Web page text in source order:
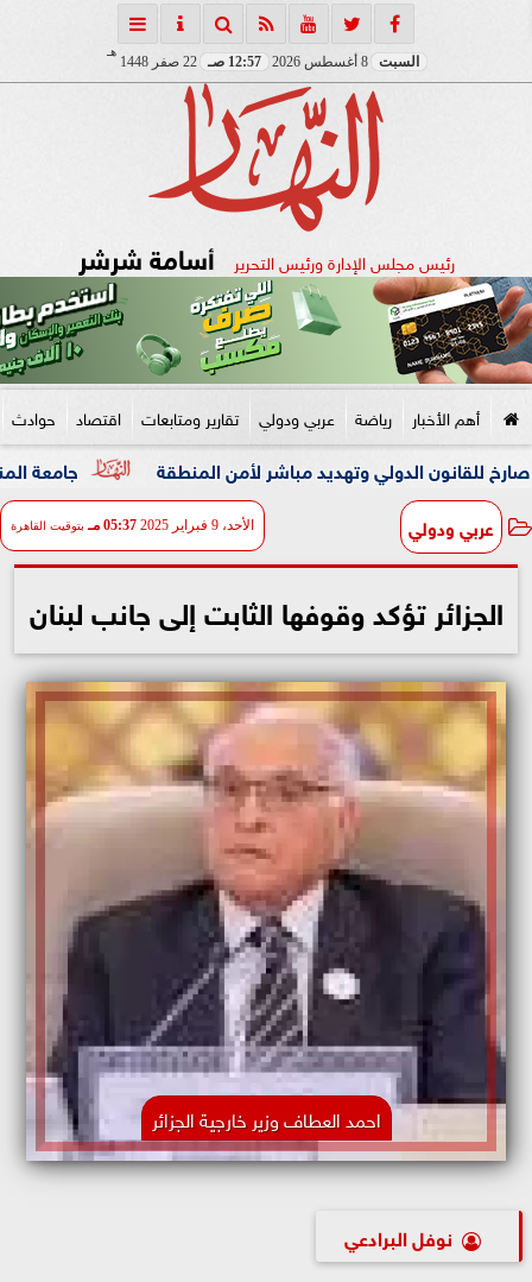
السبت 8 أغسطس 2026 12:57 صـ 22 صفر 1448
هـ
رئيس مجلس الإدارة ورئيس التحرير أسامة شرشر
أهم الأخبار رياضة عربي ودولي تقارير ومتابعات اقتصاد حوادث
جامعة المنصورة تنفي وتهديد مباشر لأمن المنطقة
عربي ودولي الأحد، 9 فبراير 2025 05:37 مـ بتوقيت القاهرة
الجزائر تؤكد وقوفها الثابت إلى جانب لبنان
احمد العطاف وزير خارجية الجزائر
نوفل البرادعي